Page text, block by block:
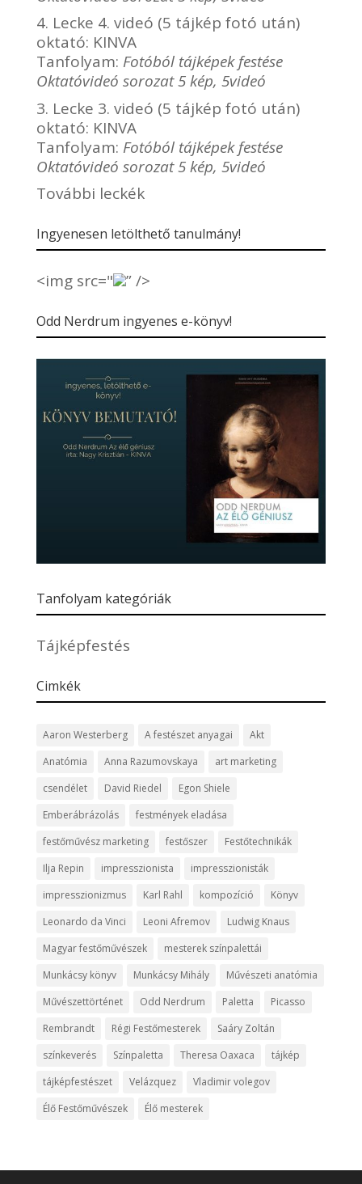
4. Lecke 4. videó (5 tájkép fotó után)
oktató: KINVA
Tanfolyam: Fotóból tájképek festése
Oktatóvideó sorozat 5 kép, 5videó
3. Lecke 3. videó (5 tájkép fotó után)
oktató: KINVA
Tanfolyam: Fotóból tájképek festése
Oktatóvideó sorozat 5 kép, 5videó
További leckék
Ingyenesen letölthető tanulmány!
<img src=" ” />
Odd Nerdrum ingyenes e-könyv!
Tanfolyam kategóriák
Tájképfestés
Cimkék
Aaron Westerberg A festészet anyagai
Akt
Anatómia
Anna Razumovskaya
art marketing
csendélet
David Riedel
Egon Shiele
Emberábrázolás
festmények eladása
festőművész marketing
festőszer
Festőtechnikák
Ilja Repin
impresszionista
impresszionisták
impresszionizmus
Karl Rahl kompozíció
Könyv
Leonardo da Vinci
Leoni Afremov
Ludwig Knaus
Magyar festőművészek
mesterek színpalettái
Munkácsy könyv
Munkácsy Mihály
Művészeti anatómia
Művészettörténet
Odd Nerdrum Paletta
Picasso
Rembrandt
Régi Festőmesterek
Saáry Zoltán
színkeverés
Színpaletta Theresa Oaxaca
tájkép
tájképfestészet
Velázquez
Vladimir volegov
Élő Festőművészek
Élő mesterek